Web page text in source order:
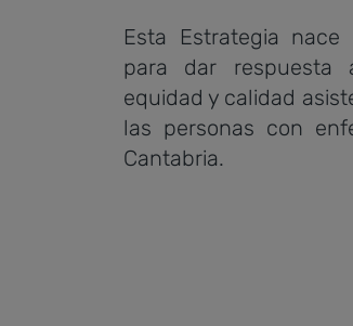
Esta Estrategia
para dar respuesta
equidad y calidad
las personas con
Cantabria.